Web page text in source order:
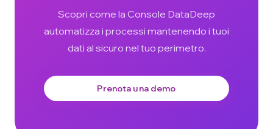
Scopri come la Console DataDeep
automatizza i processi mantenendo i tuoi
dati al sicuro nel tuo perimetro.
Prenota una demo